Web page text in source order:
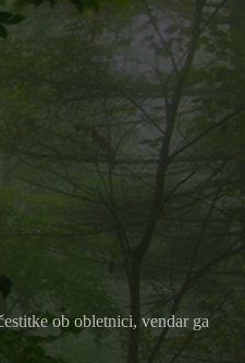
ob obletnici, vendar ga